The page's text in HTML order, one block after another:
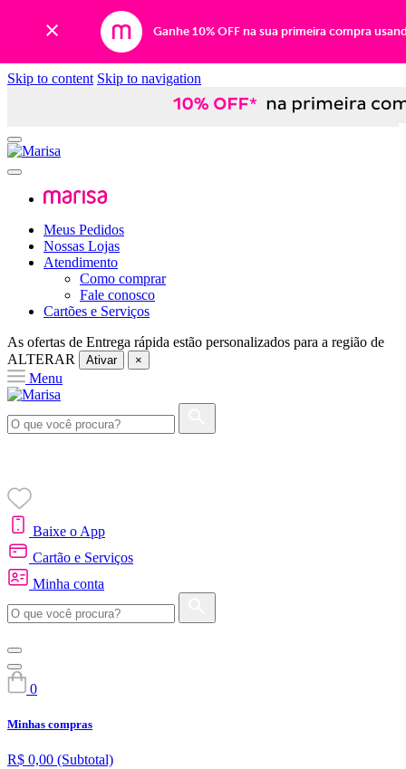
Ganhe 10% OFF na sua primeira compra
Skip to content Skip to navigation
Meus Pedidos
Nossas Lojas
Atendimento
Como comprar
Fale conosco
Cartões e Serviços
As ofertas de Entrega rápida estão personalizados para a região de
ALTERAR
Ativar ×
Menu
Baixe o App
Cartão e Serviços
Minha conta
0
Minhas compras
R$ 0,00 (Subtotal)